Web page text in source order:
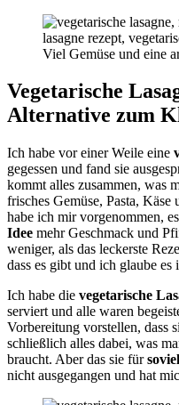
Viel Gemüse und eine
Vegetarische
Alternative zum
Ich habe vor einer Weile eine
gegessen und fand sie
kommt alles zusammen, was
frisches Gemüse, Pasta,
habe ich mir vorgenommen,
Idee mehr Geschmack und
weniger, als das leckerste
dass es gibt und ich glaube
Ich habe die vegetarische
serviert und alle waren
Vorbereitung vorstellen, dass
schließlich alles dabei, was
braucht. Aber das sie für
nicht ausgegangen und hat